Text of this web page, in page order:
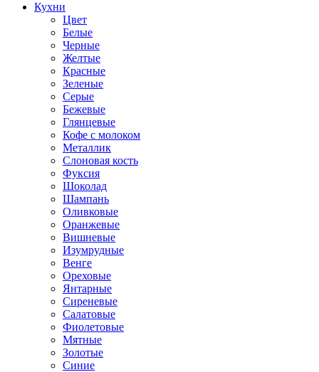
Кухни
Цвет
Белые
Черные
Желтые
Красные
Зеленые
Серые
Бежевые
Глянцевые
Кофе с молоком
Металлик
Слоновая кость
Фуксия
Шоколад
Шампань
Оливковые
Оранжевые
Вишневые
Изумрудные
Венге
Ореховые
Янтарные
Сиреневые
Салатовые
Фиолетовые
Мятные
Золотые
Синие